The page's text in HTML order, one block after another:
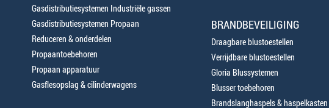
Gasdistributiesystemen Industriële gassen
Gasdistributiesystemen Propaan
Reduceren & onderdelen
Propaantoebehoren
Propaan apparatuur
Gasflesopslag & cilinderwagens
BRANDBEVEILIGING
Draagbare blustoestellen
Verrijdbare blustoestellen
Gloria Blussystemen
Blusser toebehoren
Brandslanghaspels & haspelkasten